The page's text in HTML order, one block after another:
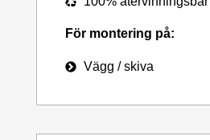
För montering på:
Vägg / skiva